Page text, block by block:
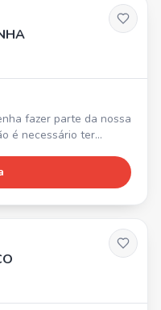
é necessário ter
- Bairro das
às 00h20 ✅